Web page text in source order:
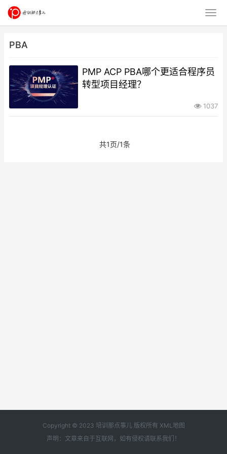
PBA
PMP ACP PBA哪个更适合程序员
转型项目经理？
1037
共1页/1条
Copyright © 2023 培训那点事儿 版权所有 XML地图
声明：文章来自于互联网，如有侵权请联系我们 ！